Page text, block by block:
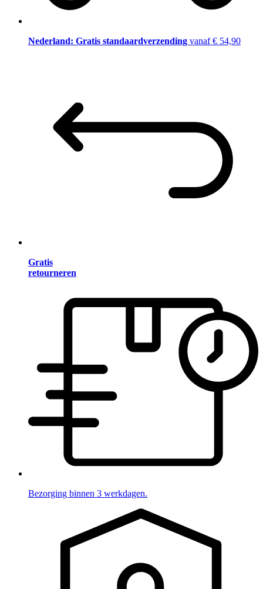
Nederland: Gratis standaardverzending vanaf € 54,90
Gratis
retourneren
Bezorging binnen 3 werkdagen.